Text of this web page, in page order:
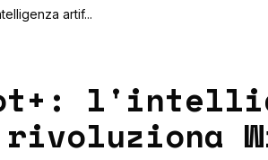
artif...